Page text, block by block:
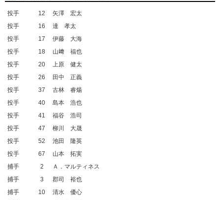
投手 12
矢澤 宏太
投手
16
達 孝太
投手
17
伊藤 大海
投手
18
山﨑 福也
投手
20
上原 健太
投手
26
田中 正義
投手
37
古林 睿煬
投手
40
島本 浩也
投手
41
福谷 浩司
投手
47
柳川 大晟
投手
52
池田 隆英
投手
67
山本 拓実
捕手
2
Ａ．マルティネス
捕手
3
郡司 裕也
捕手
10
清水 優心